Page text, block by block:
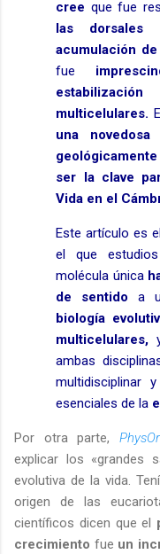
cree que fue
las dorsales
acumulación
fue
estabilización
multicelulares.
una novedosa
ser la clave
Vida en el
Este artículo es
el que
molécula única
de sentido a
biología
multicelulares,
ambas
multidisciplinar
esenciales de la
Por otra parte,
explicar los «grandes
evolutiva de la vida.
origen de las
científicos dicen que el
crecimiento fue un